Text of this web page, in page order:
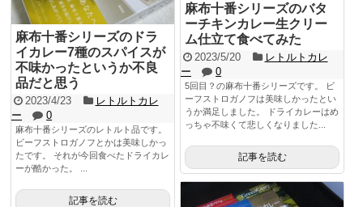
麻布十番シリーズのバタ
ーチキンカレー生クリー
ム仕立て食べてみた
2023/5/20
レトルトカレ
ー
0
5回目？の麻布十番シリーズです。 ビ
ーフストロガノフは美味しかったとい
うか満足しました。 ドライカレーはめ
っちゃ不味くて悲しくなりました...
記事を読む
麻布十番シリーズのドラ
イカレー7種のスパイスが
不味かったというか不良
品だと思う
2023/4/23
レトルトカレ
ー
0
麻布十番シリーズのレトルト品です。
ビーフストロガノフとかは美味しかっ
たです。 それが今回食べたドライカレ
ーが酷かった。 ...
記事を読む